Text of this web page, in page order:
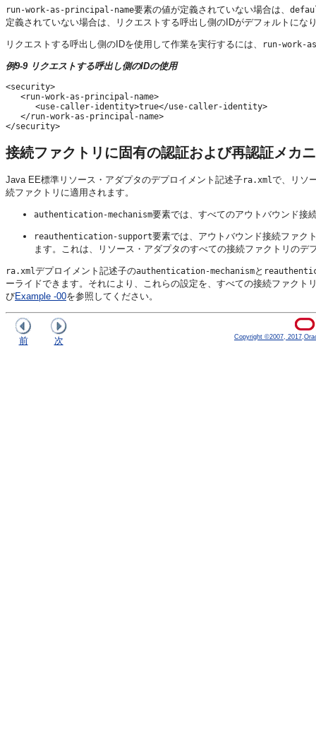
run-work-as-principal-name要素の値が定義されていない場合は、
定義されていない場合は、リクエストする呼出し側のIDがデフォルトにな
リクエストする呼出し側のIDを使用して作業を実行するには、 run-work-
例9-9 リクエストする呼出し側のIDの使用
<security>
   <run-work-as-principal-name>
      <use-caller-identity>true</use-caller-identity>
   </run-work-as-principal-name>
</security>
接続ファクトリに固有の認証および再認証メカ
Java EE標準リソース・アダプタのデプロイメント記述子ra.xmlで、リソ
続ファクトリに適用されます。
authentication-mechanism要素では、すべてのアウトバウンド接
reauthentication-support要素では、アウトバウンド接続ファク
ます。これは、リソース・アダプタのすべての接続ファクトリのデ
ra.xmlデプロイメント記述子のauthentication-mechanismと
ーライドできます。それにより、これらの設定を、すべての接続ファク
びExample -00を参照してください。
前 次 Copyright ©2007,